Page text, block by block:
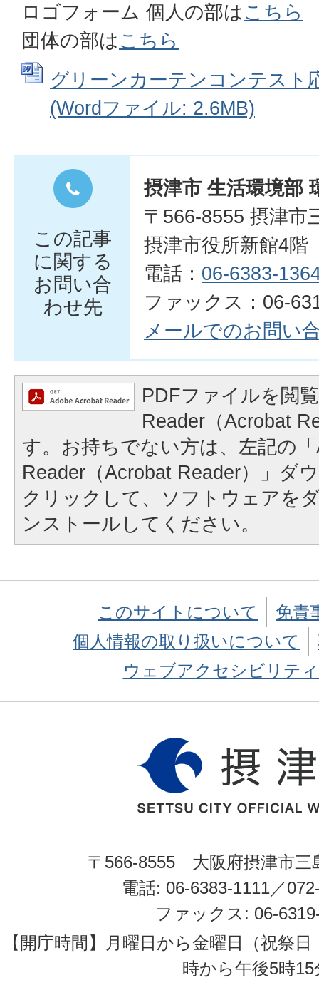
ロゴフォーム 個人の部はこちら
団体の部はこちら
グリーンカーテンコンテスト
(Wordファイル: 2.6MB)
この記事
に関する
お問い合
わせ先
摂津市 生活環境部
〒566-8555 摂津市
摂津市役所新館4階
電話： 06-6383-
ファックス：06-
メールでのお問い
PDFファイルを閲
Reader（Acrobat
す。お持ちでない方は、左記の
Reader（Acrobat Reader）」ダ
クリックして、ソフトウェアを
ンストールしてください。
このサイトについて
免責
個人情報の取り扱いについて
ウェブアクセシビリテ
〒566-8555 大阪府摂津市三
電話: 06-6383-1111／
ファックス: 06-
【開庁時間】月曜日から金曜日（祝祭
時から午後5時15